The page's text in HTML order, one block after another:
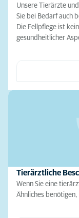
Unsere Tierärzte
Sie bei Bedarf auch
Die Fellpflege ist
gesundheitlicher
Tierärztliche
Wenn Sie eine
Ähnliches